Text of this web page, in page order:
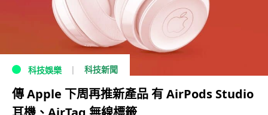
科技娛樂 科技新聞
傳 Apple 下周再推新產品 有 AirPods Studio